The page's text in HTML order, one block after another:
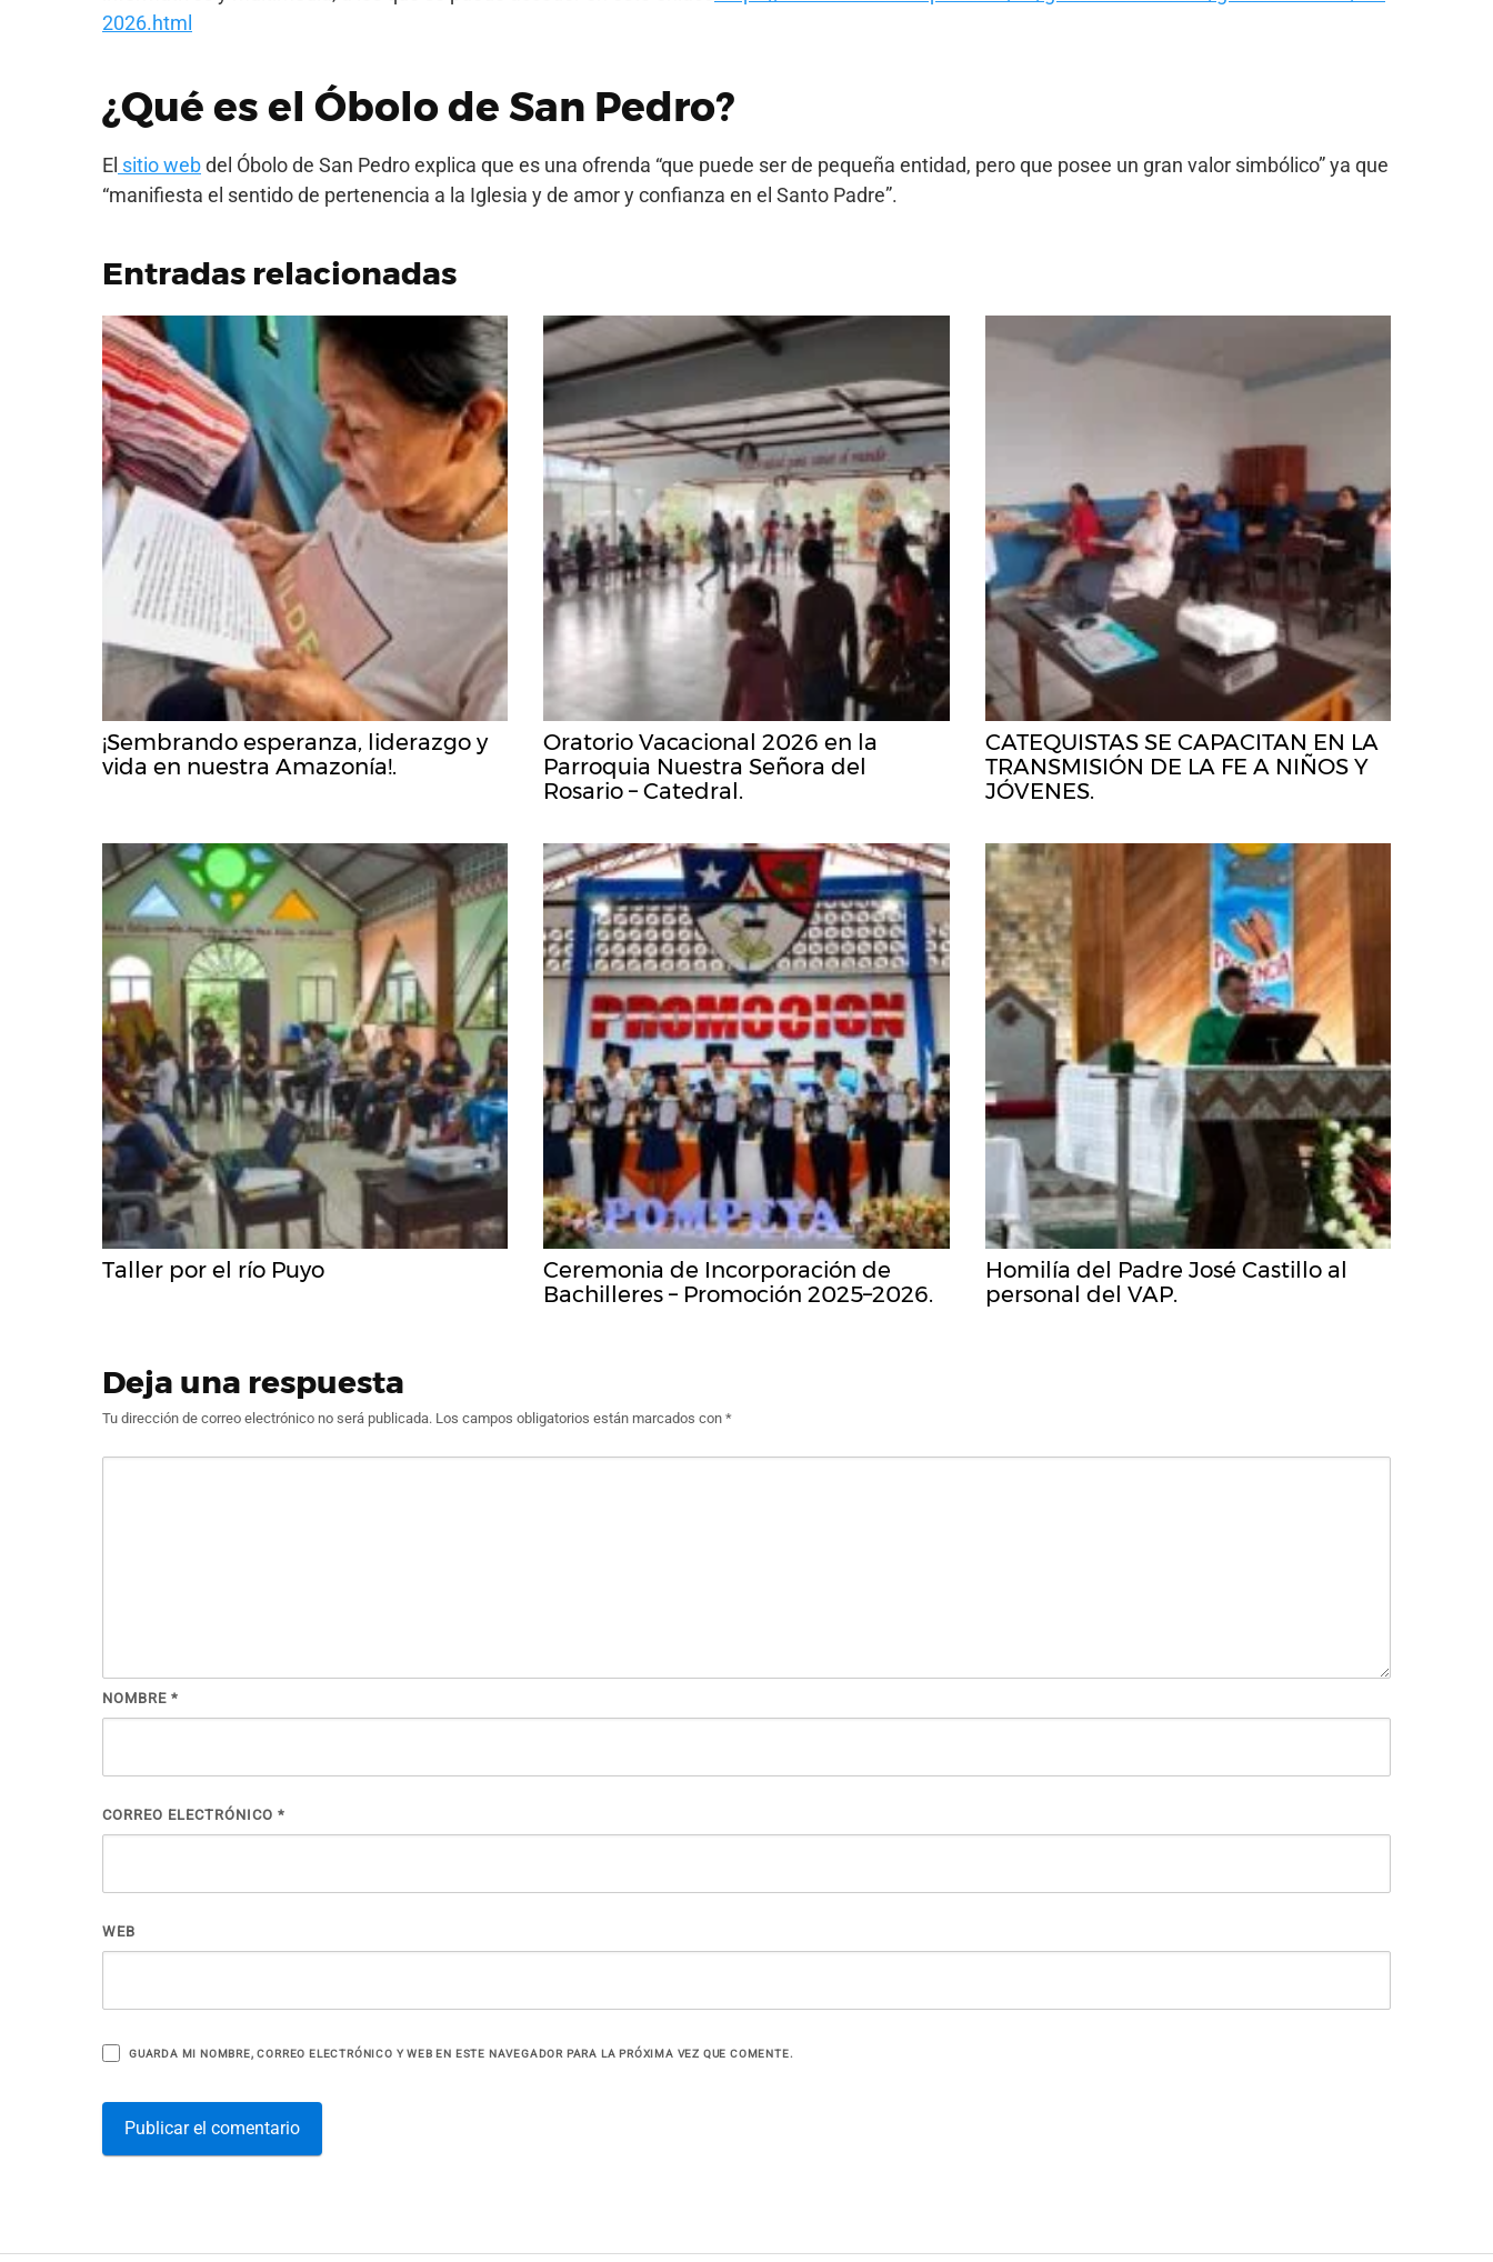
2026.html
¿Qué es el Óbolo de San Pedro?
El sitio webdel Óbolo de San Pedro explica que es una ofrenda “que puede ser de pequeña entidad, pero que posee un gran valor simbólico” ya que
“manifiesta el sentido de pertenencia a la Iglesia y de amor y confianza en el Santo Padre”.
Entradas relacionadas
¡Sembrando esperanza, liderazgo y
vida en nuestra Amazonía!.
Oratorio Vacacional 2026 en la
Parroquia Nuestra Señora del
Rosario – Catedral.
CATEQUISTAS SE CAPACITAN EN LA
TRANSMISIÓN DE LA FE A NIÑOS Y
JÓVENES.
Taller por el río Puyo
Ceremonia de Incorporación de
Bachilleres – Promoción 2025–2026.
Homilía del Padre José Castillo al
personal del VAP.
Deja una respuesta
Tu dirección de correo electrónico no será publicada. Los campos obligatorios están marcados con *
NOMBRE *
CORREO ELECTRÓNICO *
WEB
GUARDA MI NOMBRE, CORREO ELECTRÓNICO Y WEB EN ESTE NAVEGADOR PARA LA PRÓXIMA VEZ QUE COMENTE.